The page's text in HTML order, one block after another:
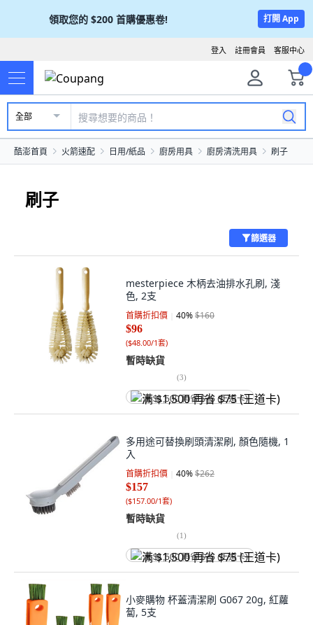
領取您的 $200 首購優惠卷! 打開 App
客服中心
註冊會員
登入
全部
酷澎首頁 火箭速配 日用/紙品 廚房用具 廚房清洗用具 刷子
刷子
篩選器
mesterpiece 木柄去油排水孔刷, 淺
色, 2支
首購折扣價 40%$160
$96
($48.00/1套)
暫時缺貨
(3)
满 $1,500 再省 $75 (王道卡)
多用途可替換刷頭清潔刷, 顏色隨機, 1
入
首購折扣價 40%$262
$157
($157.00/1套)
暫時缺貨
(1)
满 $1,500 再省 $75 (王道卡)
小麥購物 杯蓋清潔刷 G067 20g, 紅蘿
蔔, 5支